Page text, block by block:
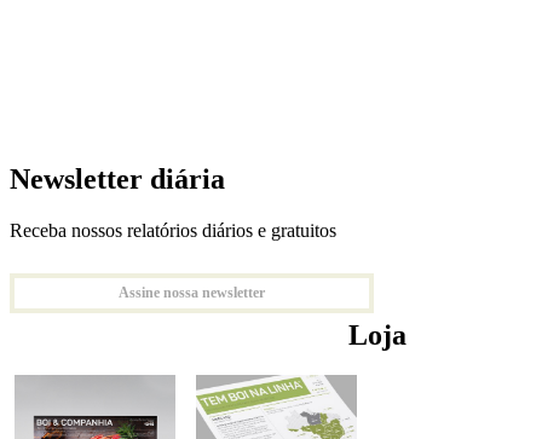
Newsletter diária
Receba nossos relatórios diários e gratuitos
Assine nossa newsletter
Loja